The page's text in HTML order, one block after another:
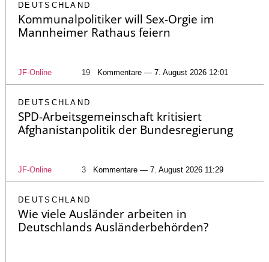
DEUTSCHLAND
Kommunalpolitiker will Sex-Orgie im
Mannheimer Rathaus feiern
JF-Online 19 Kommentare — 7. August 2026 12:01
DEUTSCHLAND
SPD-Arbeitsgemeinschaft kritisiert
Afghanistanpolitik der Bundesregierung
JF-Online 3 Kommentare — 7. August 2026 11:29
DEUTSCHLAND
Wie viele Ausländer arbeiten in
Deutschlands Ausländerbehörden?